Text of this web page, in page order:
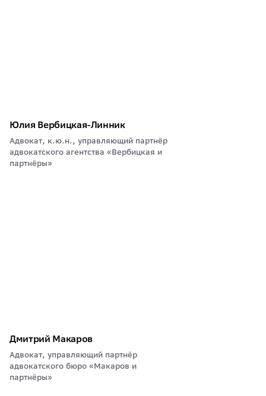
Юлия Вербицкая-Линник
Адвокат, к.ю.н., управляющий партнёр
адвокатского агентства «Вербицкая и
партнёры»
Дмитрий Макаров
Адвокат, управляющий партнёр
адвокатского бюро «Макаров и
партнёры»